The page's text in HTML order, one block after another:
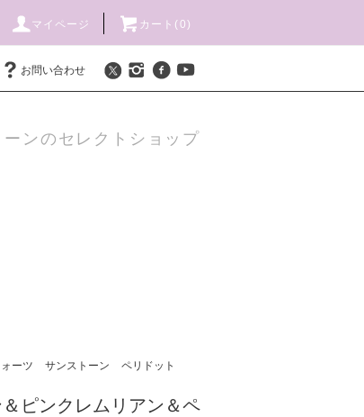
マイページ カート(0)
お問い合わせ
ンのセレクトショップ
ーツ サンストーン ペリドット
ピンクレムリアン＆ペ